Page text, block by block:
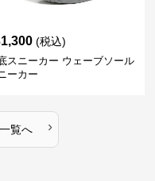
(税込)
スニーカー ウェーブソール
ーカー
覧へ ›